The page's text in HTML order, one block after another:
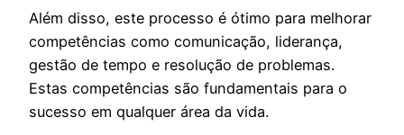
Além disso, este processo é ótimo para melhorar
competências como comunicação, liderança,
gestão de tempo e resolução de problemas.
Estas competências são fundamentais para o
sucesso em qualquer área da vida.